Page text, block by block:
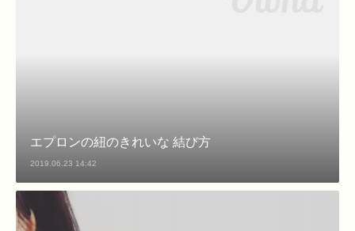
エプロンの紐のきれいな 結び方
2019.06.23 14:42